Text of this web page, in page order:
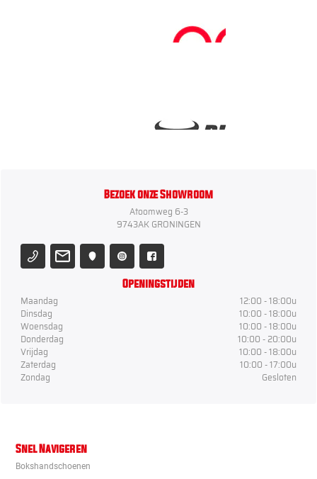
Bezoek onze Showroom
Atoomweg 6-3
9743AK GRONINGEN
Openingstijden
Maandag
12:00 - 18:00u
Dinsdag
10:00 - 18:00u
Woensdag
10:00 - 18:00u
Donderdag
10:00 - 20:00u
Vrijdag
10:00 - 18:00u
Zaterdag
10:00 - 17:00u
Zondag
Gesloten
Snel Navigeren
Bokshandschoenen